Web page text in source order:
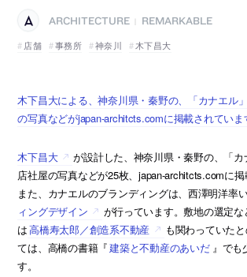
ARCHITECTURE
REMARKABLE
店舗
事務所 神奈川 木下昌大
木下昌大による、神奈川県・秦野の、「カナエル
の写真などがjapan-architcts.comに掲載されていま
木下昌大
が設計した、神奈川県・秦野の、「
店社屋の写真などが25枚、japan-architcts.comに掲
また、カナエルのブランディングは、西澤明洋率
ィングデザイン
が行っています。敷地の選定
は高橋寿太郎／創造系不動産
も関わっていた
ては、高橋の書籍『建築と不動産のあいだ 』でも
す。